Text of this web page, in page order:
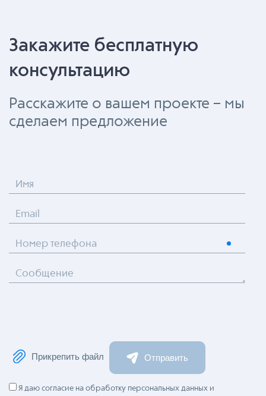
Закажите бесплатную
консультацию
Расскажите о вашем проекте – мы
сделаем предложение
Имя
Email
Номер телефона
Сообщение
Прикрепить файл Отправить
Я даю согласие на обработку персональных данных и